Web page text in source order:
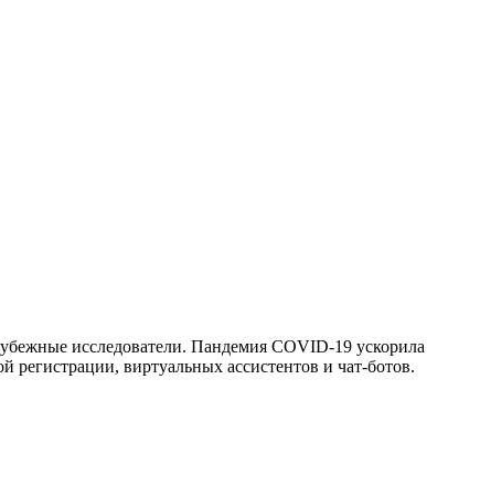
исследователи. Пандемия COVID-19 ускорила
виртуальных ассистентов и чат-ботов.